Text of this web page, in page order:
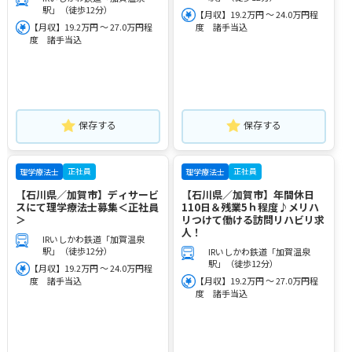
駅」（徒歩12分）
【月収】19.2万円 ～ 27.0万円程
度 諸手当込
保存する
【月収】19.2万円 ～ 24.0万円程
度 諸手当込
保存する
理学療法士 正社員
【石川県／加賀市】ディサービ
スにて理学療法士募集＜正社員
＞
IRいしかわ鉄道「加賀温泉
駅」（徒歩12分）
【月収】19.2万円 ～ 24.0万円程
度 諸手当込
理学療法士 正社員
【石川県／加賀市】年間休日
110日＆残業5ｈ程度♪メリハ
リつけて働ける訪問リハビリ求
人！
IRいしかわ鉄道「加賀温泉
駅」（徒歩12分）
【月収】19.2万円 ～ 27.0万円程
度 諸手当込